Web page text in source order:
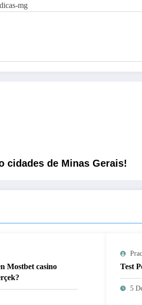
mg
cidades de Minas Gerais!
Mostbet casino
Test
5